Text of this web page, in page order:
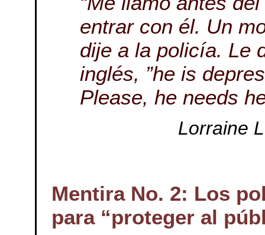
entrar con él. Un
dije a la policía. Le
inglés, ”he is
Please, he needs
Lorraine
Mentira No. 2: Los
para “proteger al